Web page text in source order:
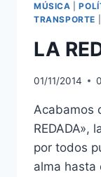
MÚSICA |
TRANSPORTE
LA
01/11/2014
Acabamos
REDADA»,
por todos
alma hasta